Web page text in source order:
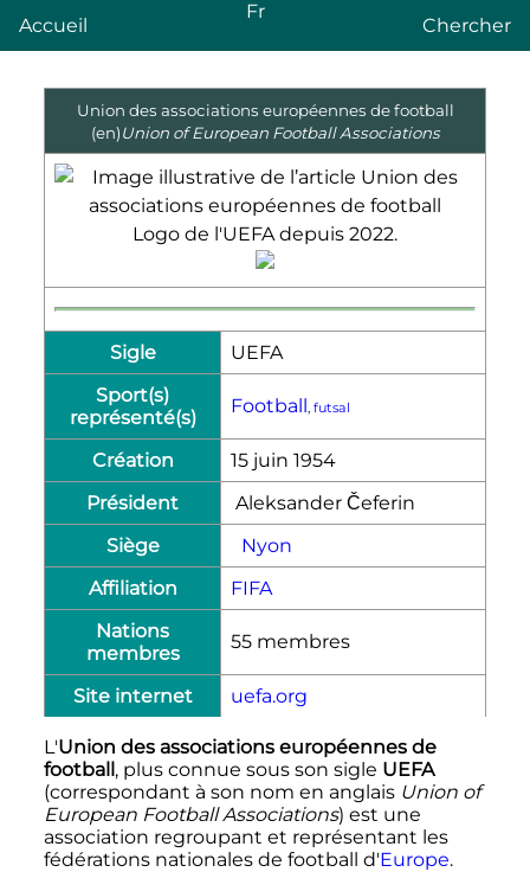
Accueil
Fr
Chercher
Union des associations européennes de football
(en)Union of European Football Associations
Logo de l'UEFA depuis 2022.
Sigle
UEFA
Sport(s)
représenté(s)
Football futsal
Création
15 juin 1954
Président
Aleksander Čeferin
Siège
Nyon
Affiliation
FIFA
Nations
membres
55 membres
Site internet uefa.org
L'Union des associations européennes de
football, plus connue sous son sigle UEFA
(correspondant à son nom en anglais Union of
European Football Associations) est une
association regroupant et représentant les
fédérations nationales de football d'Europe.